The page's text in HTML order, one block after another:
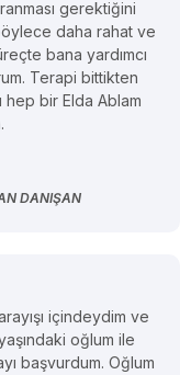
gerektiğini
daha rahat ve
bana yardımcı
Terapi bittikten
hep bir Elda Ablam
DANIŞAN
içindeydim ve
oğlum ile
başvurdum. Oğlum